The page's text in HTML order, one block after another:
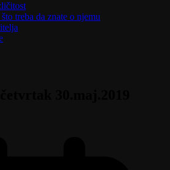
treba da znate o njemu